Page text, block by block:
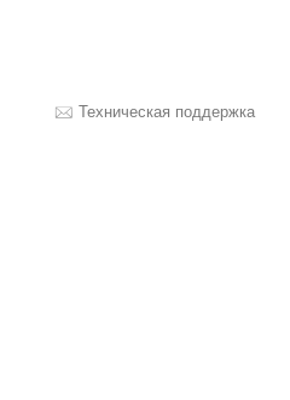
Техническая поддержка